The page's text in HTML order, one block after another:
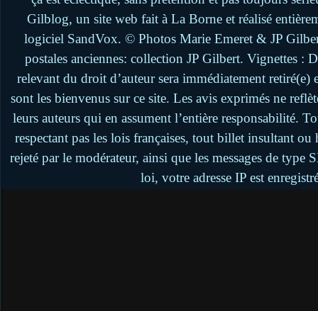
Gilblog, un site web fait à La Borne et réalisé
logiciel SandVox. © Photos Marie Emeret & JP
postales anciennes: collection JP Gilbert. Vignettes :
relevant du droit d’auteur sera immédiatement retiré(e)
sont les bienvenus sur ce site. Les avis exprimés ne
leurs auteurs qui en assument l’entière responsabilité.
respectant pas les lois françaises, tout billet insultant
rejeté par le modérateur, ainsi que les messages de
loi, votre adresse IP est